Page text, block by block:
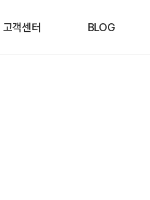
고객센터 BLOG